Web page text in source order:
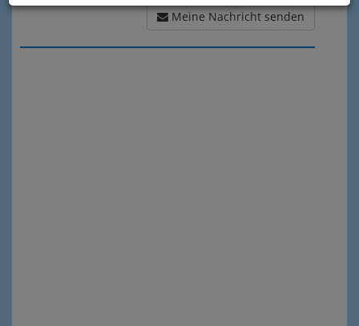
Meine Nachricht senden